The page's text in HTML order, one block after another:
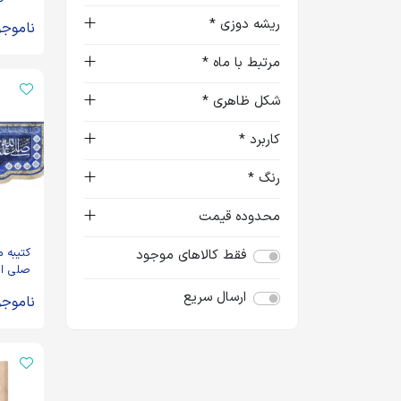
ریشه دوزی *
مرتبط با ماه *
شکل ظاهری *
کاربرد *
رنگ *
محدوده قیمت
فقط کالاهای موجود
ارسال سریع
صلی
یا